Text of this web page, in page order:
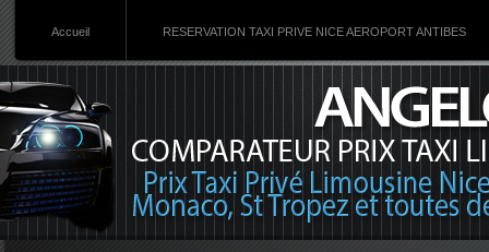
Accueil RESERVATION TAXI PRIVE NICE AEROPORT ANTIBES